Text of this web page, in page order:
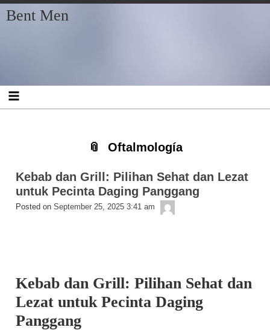
Bent Men
Oftalmología
Kebab dan Grill: Pilihan Sehat dan Lezat
untuk Pecinta Daging Panggang
Posted on September 25, 2025 3:41 am
Kebab dan Grill: Pilihan Sehat dan
Lezat untuk Pecinta Daging
Panggang